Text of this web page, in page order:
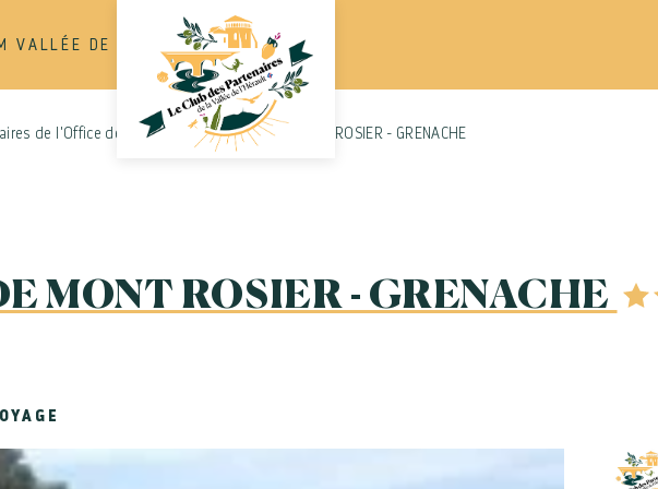
VALLÉE DE
MONT ROSIER - GRENACHE
de l'Office de Tourisme DOMAINE DE MONT ROSIER - GRENACHE